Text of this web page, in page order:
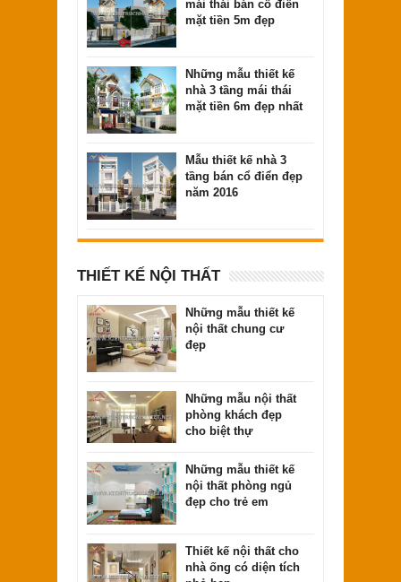
mái thái bán cổ điển
mặt tiền 5m đẹp
Những mẫu thiết kế
nhà 3 tầng mái thái
mặt tiền 6m đẹp nhất
Mẫu thiết kế nhà 3
tầng bán cổ điển đẹp
năm 2016
THIẾT KẾ NỘI THẤT
Những mẫu thiết kế
nội thất chung cư
đẹp
Những mẫu nội thất
phòng khách đẹp
cho biệt thự
Những mẫu thiết kế
nội thất phòng ngủ
đẹp cho trẻ em
Thiết kế nội thất cho
nhà ống có diện tích